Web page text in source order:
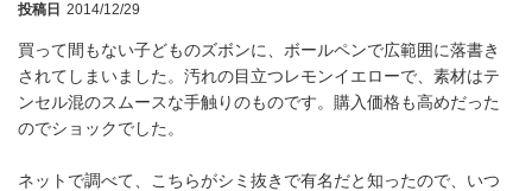
投稿日 2014/12/29
買って間もない子どものズボンに、ボールペンで広範囲に落書き
されてしまいました。汚れの目立つレモンイエローで、素材はテ
ンセル混のスムースな手触りのものです。購入価格も高めだった
のでショックでした。
ネットで調べて、こちらがシミ抜きで有名だと知ったので、いつ